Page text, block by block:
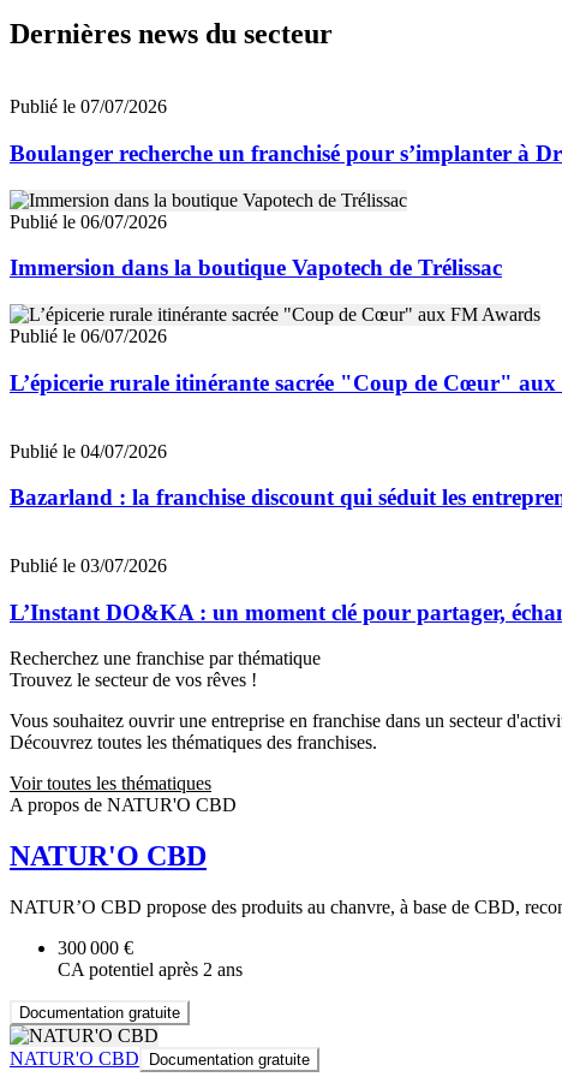
Dernières news du secteur
Publié le 07/07/2026
Boulanger recherche un franchisé pour s’implanter à
Publié le 06/07/2026
Immersion dans la boutique Vapotech de Trélissac
Publié le 06/07/2026
L’épicerie rurale itinérante sacrée "Coup de Cœur"
Publié le 04/07/2026
Bazarland : la franchise discount qui séduit les
Publié le 03/07/2026
L’Instant DO&KA : un moment clé pour partager,
Recherchez une franchise par thématique
Trouvez le secteur de vos rêves !
Vous souhaitez ouvrir une entreprise en franchise dans un secteur
Découvrez toutes les thématiques des franchises.
Voir toutes les thématiques
A propos de NATUR'O CBD
NATUR'O CBD
NATUR’O CBD propose des produits au chanvre, à base de CBD,
300 000 €
CA potentiel après 2 ans
Documentation gratuite
NATUR'O CBD Documentation gratuite